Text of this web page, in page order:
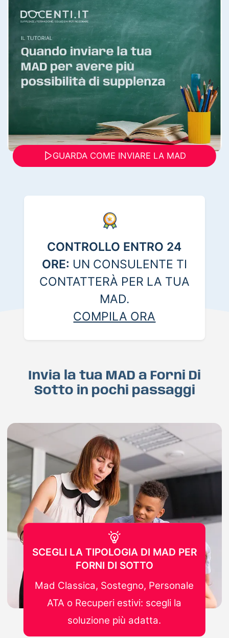
GUARDA COME INVIARE LA MAD
CONTROLLO ENTRO 24
ORE: UN CONSULENTE TI
CONTATTERÀ PER LA TUA
MAD.
COMPILA ORA
Invia la tua MAD a Forni Di
Sotto in pochi passaggi
SCEGLI LA TIPOLOGIA DI MAD PER
FORNI DI SOTTO
Mad Classica, Sostegno, Personale
ATA o Recuperi estivi: scegli la
soluzione più adatta.